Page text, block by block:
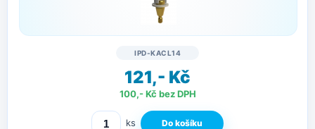
IPD-KACL14
121,- Kč
100,- Kč bez DPH
ks